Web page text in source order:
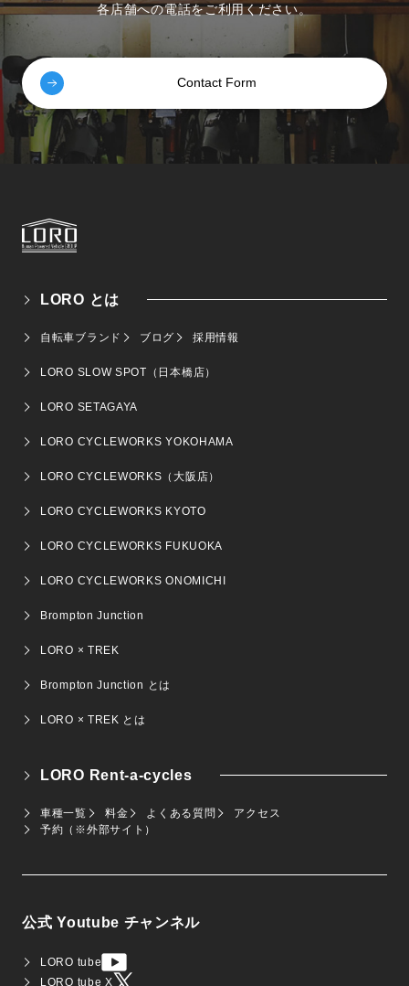
各店舗への電話をご利用ください。
Contact Form
LORO とは
自転車ブランド ブログ 採用情報
LORO SLOW SPOT（日本橋店）
LORO SETAGAYA
LORO CYCLEWORKS YOKOHAMA
LORO CYCLEWORKS（大阪店）
LORO CYCLEWORKS KYOTO
LORO CYCLEWORKS FUKUOKA
LORO CYCLEWORKS ONOMICHI
Brompton Junction
LORO × TREK
Brompton Junction とは
LORO × TREK とは
LORO Rent-a-cycles
車種一覧 料金 よくある質問
アクセス
予約（※外部サイト）
公式 Youtube チャンネル
LORO tube
LORO tube X